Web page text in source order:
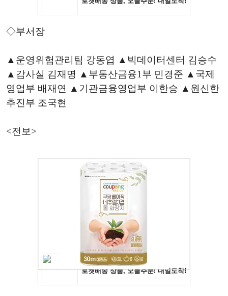
◇부서장
▲운영위험관리팀 강동엽 ▲빅데이터센터 김승수
▲감사실 김재명 ▲부동산금융1부 민경준 ▲국제
영업부 배재연 ▲기관금융영업부 이한승 ▲원신한
추진부 조국현
<전보>